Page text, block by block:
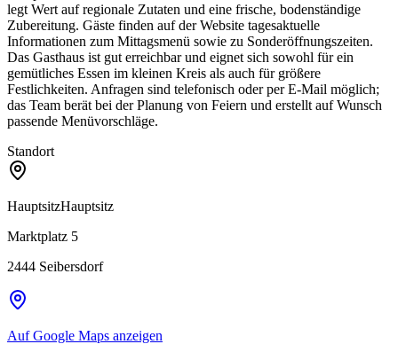
legt Wert auf regionale Zutaten und eine frische, bodenständige
Zubereitung. Gäste finden auf der Website tagesaktuelle
Informationen zum Mittagsmenü sowie zu Sonderöffnungszeiten.
Das Gasthaus ist gut erreichbar und eignet sich sowohl für ein
gemütliches Essen im kleinen Kreis als auch für größere
Festlichkeiten. Anfragen sind telefonisch oder per E‑Mail möglich;
das Team berät bei der Planung von Feiern und erstellt auf Wunsch
passende Menüvorschläge.
Standort
HauptsitzHauptsitz
Marktplatz 5
2444 Seibersdorf
Auf Google Maps anzeigen